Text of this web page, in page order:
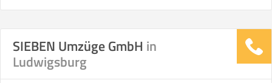
SIEBEN Umzüge GmbH in
Ludwigsburg